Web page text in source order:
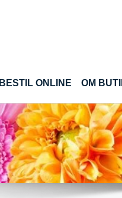
BESTIL ONLINE OM